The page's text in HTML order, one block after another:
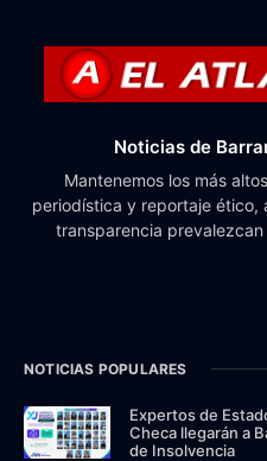
Noticias de
Mantenemos los más
periodística y reportaje ético,
transparencia
NOTICIAS POPULARES
Expertos de
Checa llegarán a
de Insolvencia